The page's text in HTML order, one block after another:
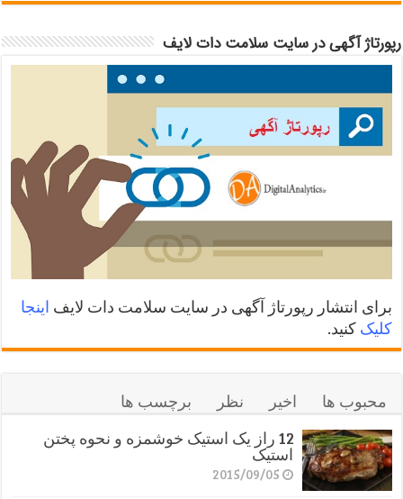
رپورتاژ آگهی در سایت سلامت دات لایف
برای انتشار رپورتاژ آگهی در سایت سلامت دات لایف اینجا
کلیک کنید.
محبوب ها اخیر نظر
برچسب ها
12 راز یک استیک خوشمزه و نحوه پختن
استیک
2015/09/05